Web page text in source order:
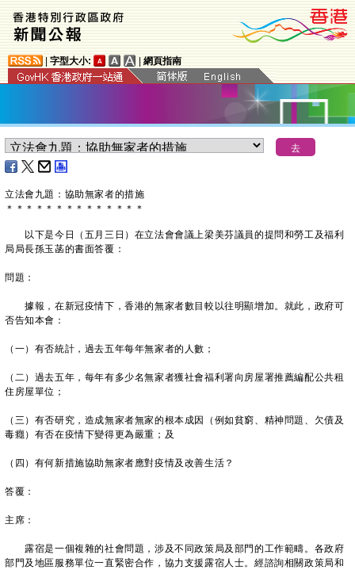
字型大小: 網頁指南
立法會九題：協助無家者的措施
＊ ＊ ＊ ＊ ＊ ＊ ＊ ＊ ＊ ＊ ＊ ＊ ＊ ＊
以下是今日（五月三日）在立法會會議上梁美芬議員的提問和勞工及福利
局局長孫玉菡的書面答覆：
問題：
據報，在新冠疫情下，香港的無家者數目較以往明顯增加。就此，政府可
否告知本會：
（一）有否統計，過去五年每年無家者的人數；
（二）過去五年，每年有多少名無家者獲社會福利署向房屋署推薦編配公共租
住房屋單位；
（三）有否研究，造成無家者無家的根本成因（例如貧窮、精神問題、欠債及
毒癮）有否在疫情下變得更為嚴重；及
（四）有何新措施協助無家者應對疫情及改善生活？
答覆：
主席：
露宿是一個複雜的社會問題，涉及不同政策局及部門的工作範疇。各政府
部門及地區服務單位一直緊密合作，協力支援露宿人士。經諮詢相關政策局和